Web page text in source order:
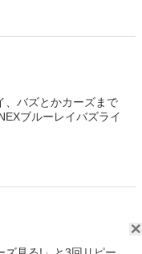
、バズとかカーズまで
ブルーレイバズライ